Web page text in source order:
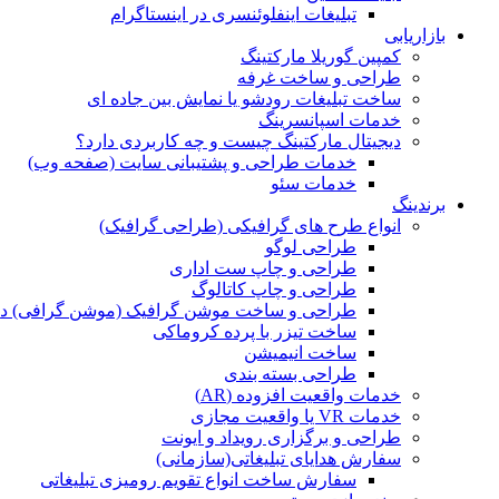
تبلیغات اینفلوئنسری در اینستاگرام
بازاریابی
کمپین گوریلا مارکتینگ
طراحی و ساخت غرفه
ساخت تبلیغات رودشو یا نمایش بین جاده ای
خدمات اسپانسرینگ
دیجیتال مارکتینگ چیست و چه کاربردی دارد؟
خدمات طراحی و پشتیبانی سایت (صفحه وب)
خدمات سئو
برندینگ
انواع طرح های گرافیکی (طراحی گرافیک)
طراحی لوگو
طراحی و چاپ ست اداری
طراحی و چاپ کاتالوگ
طراحی و ساخت موشن گرافیک (موشن گرافی)
ساخت تیزر با پرده کروماکی
ساخت انیمیشن
طراحی بسته بندی
خدمات واقعیت افزوده (AR)
خدمات VR یا واقعیت مجازی
طراحی و برگزاری رویداد و ایونت
سفارش هدایای تبلیغاتی(سازمانی)
سفارش ساخت انواع تقویم رومیزی تبلیغاتی